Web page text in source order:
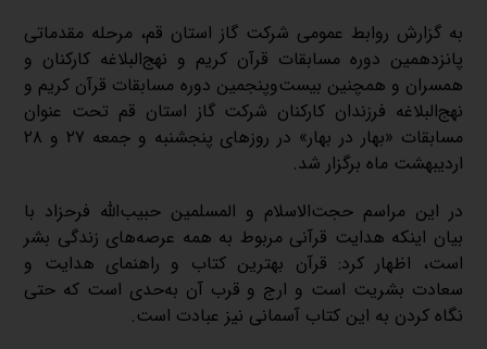
به گزارش روابط عمومی شرکت گاز استان قم، مرحله مقدماتی
پانزدهمین دوره مسابقات قرآن کریم و نهج‌البلاغه کارکنان و
همسران و همچنین بیست‌وپنجمین دوره مسابقات قرآن کریم و
نهج‌البلاغه فرزندان کارکنان شرکت گاز استان قم تحت عنوان
مسابقات «بهار در بهار» در روزهای پنجشنبه و جمعه ۲۷ و ۲۸
اردیبهشت ماه برگزار شد.
در این مراسم حجت‌الاسلام و المسلمین حبیب‌الله فرحزاد با
بیان اینکه هدایت قرآنی مربوط به همه‌ عرصه‌های زندگی بشر
است، اظهار کرد: قرآن بهترین کتاب و راهنمای هدایت و
سعادت بشریت است و ارج و قرب آن به‌حدی است که حتی
نگاه کردن به این کتاب آسمانی نیز عبادت است.